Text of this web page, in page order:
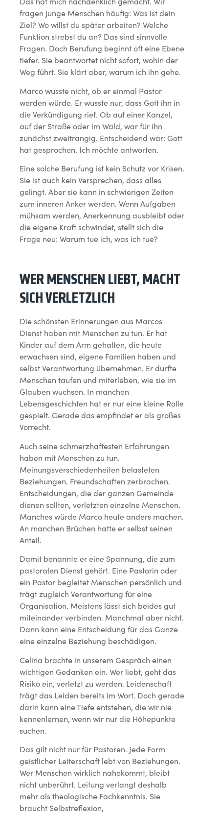
fragen junge Menschen häufig: Was ist dein
Ziel? Wo willst du später arbeiten? Welche
Funktion strebst du an? Das sind sinnvolle
Fragen. Doch Berufung beginnt oft eine Ebene
tiefer. Sie beantwortet nicht sofort, wohin der
Weg führt. Sie klärt aber, warum ich ihn gehe.
Marco wusste nicht, ob er einmal Pastor
werden würde. Er wusste nur, dass Gott ihn in
die Verkündigung rief. Ob auf einer Kanzel,
auf der Straße oder im Wald, war für ihn
zunächst zweitrangig. Entscheidend war: Gott
hat gesprochen. Ich möchte antworten.
Eine solche Berufung ist kein Schutz vor Krisen.
Sie ist auch kein Versprechen, dass alles
gelingt. Aber sie kann in schwierigen Zeiten
zum inneren Anker werden. Wenn Aufgaben
mühsam werden, Anerkennung ausbleibt oder
die eigene Kraft schwindet, stellt sich die
Frage neu: Warum tue ich, was ich tue?
WER MENSCHEN LIEBT, MACHT
SICH VERLETZLICH
Die schönsten Erinnerungen aus Marcos
Dienst haben mit Menschen zu tun. Er hat
Kinder auf dem Arm gehalten, die heute
erwachsen sind, eigene Familien haben und
selbst Verantwortung übernehmen. Er durfte
Menschen taufen und miterleben, wie sie im
Glauben wuchsen. In manchen
Lebensgeschichten hat er nur eine kleine Rolle
gespielt. Gerade das empfindet er als großes
Vorrecht.
Auch seine schmerzhaftesten Erfahrungen
haben mit Menschen zu tun.
Meinungsverschiedenheiten belasteten
Beziehungen. Freundschaften zerbrachen.
Entscheidungen, die der ganzen Gemeinde
dienen sollten, verletzten einzelne Menschen.
Manches würde Marco heute anders machen.
An manchen Brüchen hatte er selbst seinen
Anteil.
Damit benannte er eine Spannung, die zum
pastoralen Dienst gehört. Eine Pastorin oder
ein Pastor begleitet Menschen persönlich und
trägt zugleich Verantwortung für eine
Organisation. Meistens lässt sich beides gut
miteinander verbinden. Manchmal aber nicht.
Dann kann eine Entscheidung für das Ganze
eine einzelne Beziehung beschädigen.
Celina brachte in unserem Gespräch einen
wichtigen Gedanken ein. Wer liebt, geht das
Risiko ein, verletzt zu werden. Leidenschaft
trägt das Leiden bereits im Wort. Doch gerade
darin kann eine Tiefe entstehen, die wir nie
kennenlernen, wenn wir nur die Höhepunkte
suchen.
Das gilt nicht nur für Pastoren. Jede Form
geistlicher Leiterschaft lebt von Beziehungen.
Wer Menschen wirklich nahekommt, bleibt
nicht unberührt. Leitung verlangt deshalb
mehr als theologische Fachkenntnis. Sie
braucht Selbstreflexion,